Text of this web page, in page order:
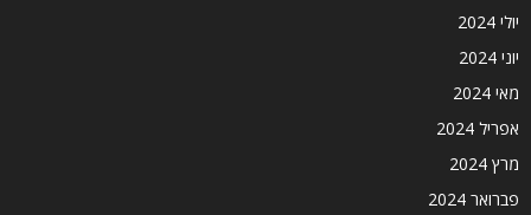
יולי 2024
יוני 2024
מאי 2024
אפריל 2024
מרץ 2024
פברואר 2024